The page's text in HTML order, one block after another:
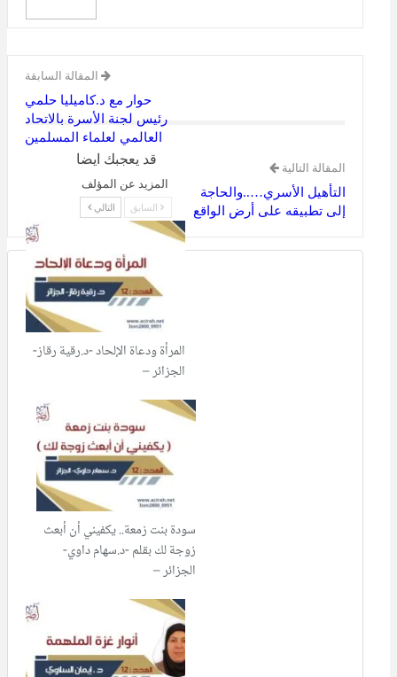
المقالة السابقة
حوار مع د.كاميليا حلمي
رئيس لجنة الأسرة بالاتحاد
العالمي لعلماء المسلمين
المقالة التالية
التأهيل الأسري…..والحاجة
إلى تطبيقه على أرض الواقع
قد يعجبك ايضا
المزيد عن المؤلف
المرأة ودعاة الإلحاد -د.رقية رقاز-
الجزائر –
سودة بنت زمعة.. يكفيني أن أبعث
زوجة لك بقلم -د.سهام داوي-
الجزائر –
السابق التالي